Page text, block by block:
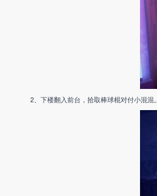
2、下楼翻入前台，拾取棒球棍对付小混混。